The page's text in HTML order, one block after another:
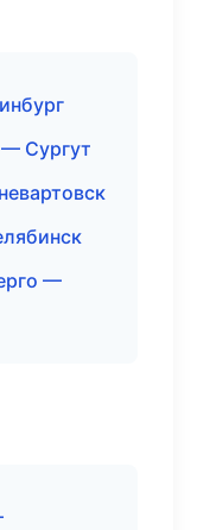
Сургут
—